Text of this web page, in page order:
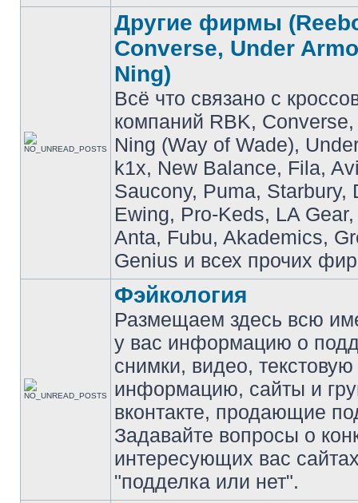
Другие фирмы
Converse, Under
Ning)
Всё что связано с
компаний RBK,
Ning (Way of Wade),
k1x, New Balance, Fila,
Saucony, Puma, Starbury,
Ewing, Pro-Keds, LA
Anta, Fubu, Akademics,
Genius и всех прочих
Фэйкология
Размещаем здесь всю
у вас информацию о
снимки, видео, текстовую
информацию, сайты и
вконтакте, продающие
Задавайте вопросы о
интересующих вас
"подделка или нет".